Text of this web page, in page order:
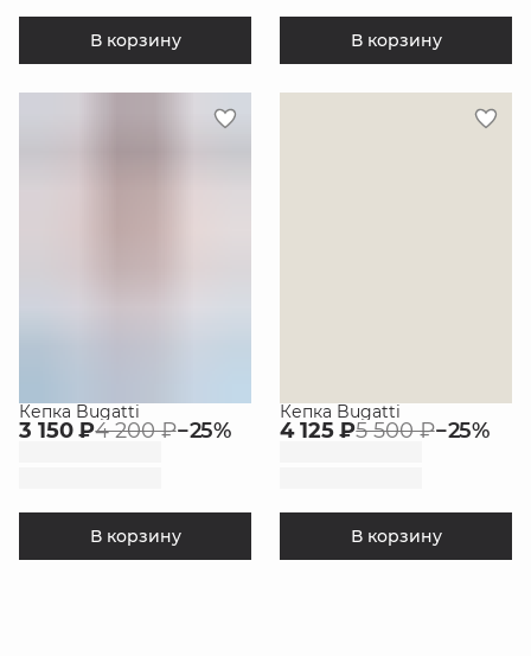
В корзину В корзину
Кепка Bugatti
3 150 ₽4 200 ₽−25%
В корзину
Кепка Bugatti
4 125 ₽5 500 ₽−25%
В корзину